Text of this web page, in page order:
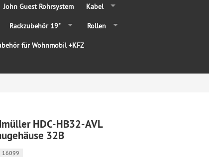
John Guest Rohrsystem Kabel
Rackzubehör 19" Rollen
für Wohnmobil +KFZ
HDC-HB32-AVL
32B
16099